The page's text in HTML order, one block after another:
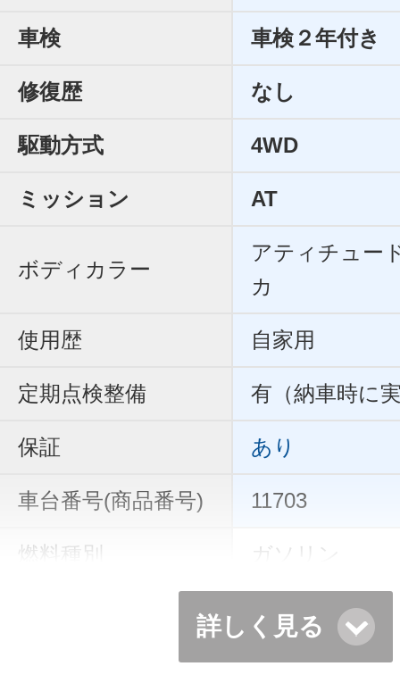
車検 車検２年付き
修復歴 なし
駆動方式 4WD
ミッション AT
ボディカラー
アティチュー
カ
使用歴 自家用
定期点検整備 有（納車時に
保証 あり
車台番号(商品番号) 11703
燃料種別 ガソリン
詳しく見る